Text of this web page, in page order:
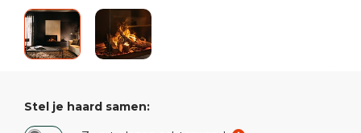
Stel je haard samen: